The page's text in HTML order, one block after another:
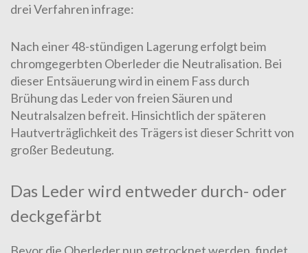
drei Verfahren infrage:
Nach einer 48-stündigen Lagerung erfolgt beim
chromgegerbten Oberleder die Neutralisation. Bei
dieser Ent­säuerung wird in einem Fass durch
Brühung das Leder von freien Säuren und
Neutralsalzen befreit. Hinsichtlich der späteren
Hautverträglichkeit des Trägers ist dieser Schritt von
großer Bedeutung.
Das Leder wird entweder durch- oder
deckgefärbt
Bevor die Oberleder nun getrocknet werden, findet